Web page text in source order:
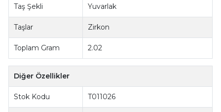
Taş Şekli Yuvarlak
Taşlar Zirkon
Toplam Gram 2.02
Diğer Özellikler
Stok Kodu T011026